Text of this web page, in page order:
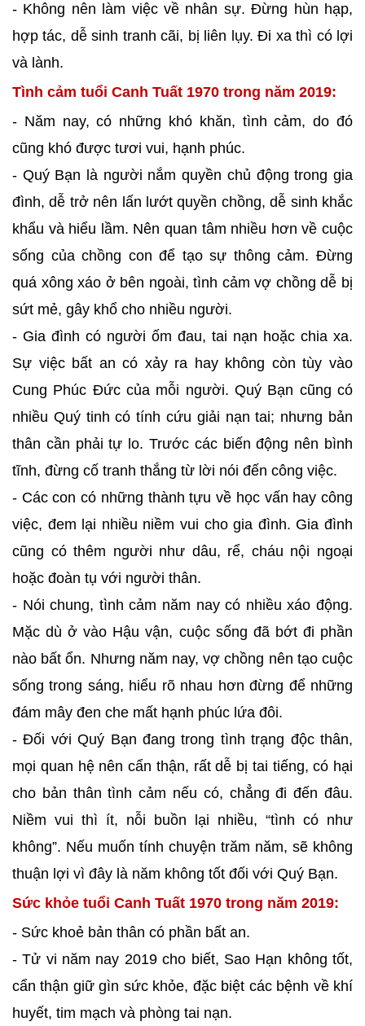
- Không nên làm việc về nhân sự. Đừng hùn hạp,
hợp tác, dễ sinh tranh cãi, bị liên lụy. Đi xa thì có lợi
và lành.
Tình cảm tuổi Canh Tuất 1970 trong năm 2019:
- Năm nay, có những khó khăn, tình cảm, do đó
cũng khó được tươi vui, hạnh phúc.
- Quý Bạn là người nắm quyền chủ động trong gia
đình, dễ trở nên lấn lướt quyền chồng, dễ sinh khắc
khẩu và hiểu lầm. Nên quan tâm nhiều hơn về cuộc
sống của chồng con để tạo sự thông cảm. Đừng
quá xông xáo ở bên ngoài, tình cảm vợ chồng dễ bị
sứt mẻ, gây khổ cho nhiều người.
- Gia đình có người ốm đau, tai nạn hoặc chia xa.
Sự việc bất an có xảy ra hay không còn tùy vào
Cung Phúc Đức của mỗi người. Quý Bạn cũng có
nhiều Quý tinh có tính cứu giải nạn tai; nhưng bản
thân cần phải tự lo. Trước các biến động nên bình
tĩnh, đừng cố tranh thắng từ lời nói đến công việc.
- Các con có những thành tựu về học vấn hay công
việc, đem lại nhiều niềm vui cho gia đình. Gia đình
cũng có thêm người như dâu, rể, cháu nội ngoại
hoặc đoàn tụ với người thân.
- Nói chung, tình cảm năm nay có nhiều xáo động.
Mặc dù ở vào Hậu vận, cuộc sống đã bớt đi phần
nào bất ổn. Nhưng năm nay, vợ chồng nên tạo cuộc
sống trong sáng, hiểu rõ nhau hơn đừng để những
đám mây đen che mất hạnh phúc lứa đôi.
- Đối với Quý Bạn đang trong tình trạng độc thân,
mọi quan hệ nên cẩn thận, rất dễ bị tai tiếng, có hại
cho bản thân tình cảm nếu có, chẳng đi đến đâu.
Niềm vui thì ít, nỗi buồn lại nhiều, “tình có như
không”. Nếu muốn tính chuyện trăm năm, sẽ không
thuận lợi vì đây là năm không tốt đối với Quý Bạn.
Sức khỏe tuổi Canh Tuất 1970 trong năm 2019:
- Sức khoẻ bản thân có phần bất an.
- Tử vi năm nay 2019 cho biết, Sao Hạn không tốt,
cẩn thận giữ gìn sức khỏe, đặc biệt các bệnh về khí
huyết, tim mạch và phòng tai nạn.